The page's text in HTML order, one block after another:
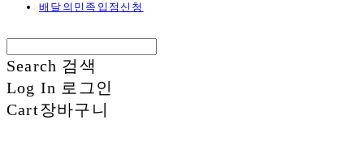
배달의민족입점신청
Search 검색
Log In 로그인
Cart장바구니